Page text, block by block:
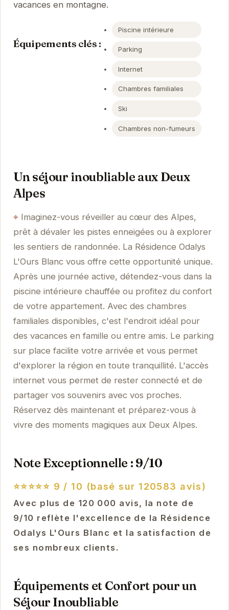
vacances en montagne.
Équipements clés :
Piscine intérieure
Parking
Internet
Chambres familiales
Ski
Chambres non-fumeurs
Un séjour inoubliable aux Deux
Alpes
Imaginez-vous réveiller au cœur des Alpes,
prêt à dévaler les pistes enneigées ou à explorer
les sentiers de randonnée. La Résidence Odalys
L'Ours Blanc vous offre cette opportunité unique.
Après une journée active, détendez-vous dans la
piscine intérieure chauffée ou profitez du confort
de votre appartement. Avec des chambres
familiales disponibles, c'est l'endroit idéal pour
des vacances en famille ou entre amis. Le parking
sur place facilite votre arrivée et vous permet
d'explorer la région en toute tranquillité. L'accès
internet vous permet de rester connecté et de
partager vos souvenirs avec vos proches.
Réservez dès maintenant et préparez-vous à
vivre des moments magiques aux Deux Alpes.
Note Exceptionnelle : 9/10
⭐⭐⭐⭐⭐ 9 / 10 (basé sur 120583 avis)
Avec plus de 120 000 avis, la note de
9/10 reflète l'excellence de la Résidence
Odalys L'Ours Blanc et la satisfaction de
ses nombreux clients.
Équipements et Confort pour un
Séjour Inoubliable